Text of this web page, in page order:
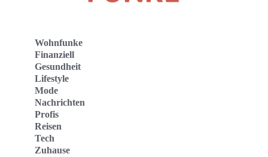
Wohnfunke
Finanziell
Gesundheit
Lifestyle
Mode
Nachrichten
Profis
Reisen
Tech
Zuhause